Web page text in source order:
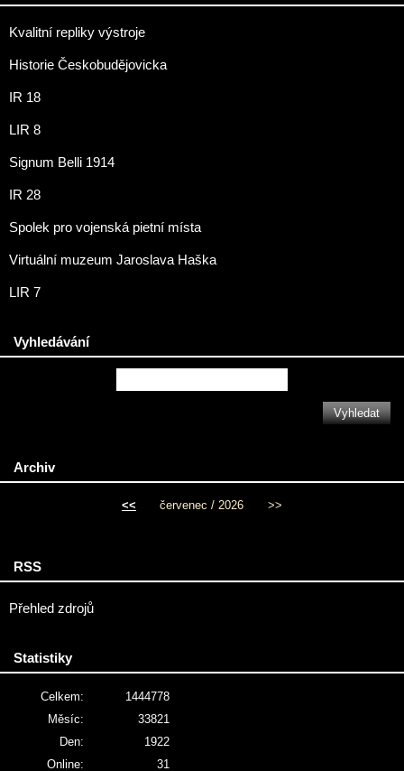
Kvalitní repliky výstroje
Historie Českobudějovicka
IR 18
LIR 8
Signum Belli 1914
IR 28
Spolek pro vojenská pietní místa
Virtuální muzeum Jaroslava Haška
LIR 7
Vyhledávání
Archiv
<< červenec / 2026 >>
RSS
Přehled zdrojů
Statistiky
Online: 31
Celkem:
1444778
Měsíc:
33821
Den:
1922